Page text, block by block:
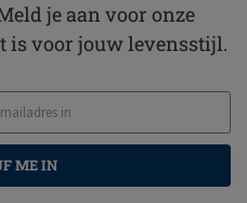
je aan voor onze
is voor jouw levensstijl.
ME IN